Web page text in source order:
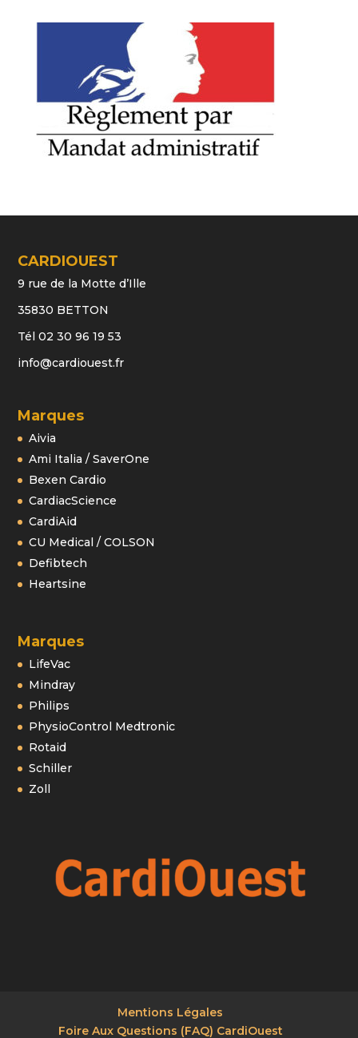
CARDIOUEST
9 rue de la Motte d’Ille
35830 BETTON
Tél 02 30 96 19 53
info@cardiouest.fr
Marques
Aivia
Ami Italia / SaverOne
Bexen Cardio
CardiacScience
CardiAid
CU Medical / COLSON
Defibtech
Heartsine
Marques
LifeVac
Mindray
Philips
PhysioControl Medtronic
Rotaid
Schiller
Zoll
Mentions Légales
Foire Aux Questions (FAQ) CardiOuest